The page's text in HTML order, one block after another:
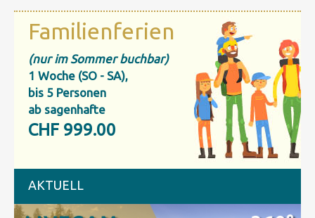
Familienferien
(nur im Sommer buchbar)
1 Woche (SO - SA),
bis 5 Personen
ab sagenhafte
CHF 999.00
AKTUELL